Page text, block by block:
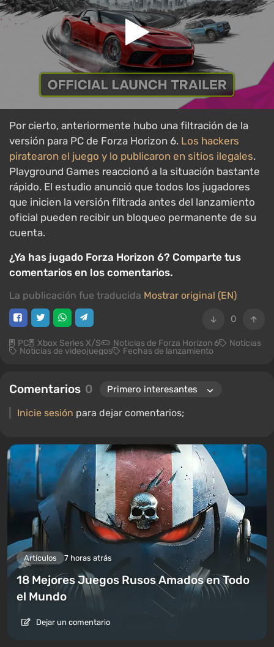
Por cierto, anteriormente hubo una filtración de la
versión para PC de Forza Horizon 6. Los hackers
piratearon el juego y lo publicaron en sitios ilegales.
Playground Games reaccionó a la situación bastante
rápido. El estudio anunció que todos los jugadores
que inicien la versión filtrada antes del lanzamiento
oficial pueden recibir un bloqueo permanente de su
cuenta.
¿Ya has jugado Forza Horizon 6? Comparte tus
comentarios en los comentarios.
La publicación fue traducida Mostrar original (EN)
0
PC Xbox Series X/S Noticias de Forza Horizon 6 Noticias
Noticias de videojuegos Fechas de lanzamiento
Comentarios 0
Inicie sesión para dejar comentarios;
Artículos 7 horas atrás
18 Mejores Juegos Rusos Amados en Todo
el Mundo
Dejar un comentario